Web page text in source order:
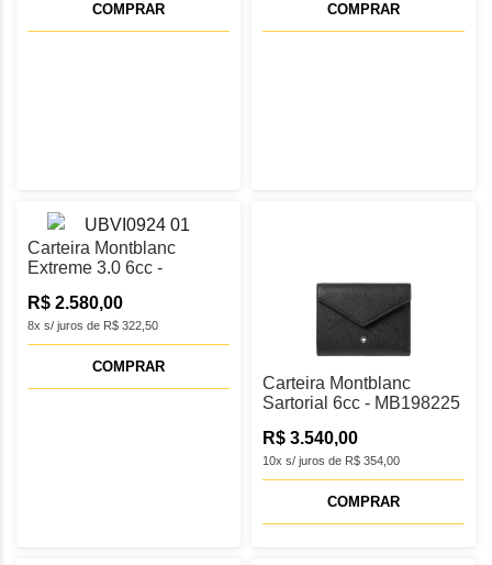
COMPRAR COMPRAR
Carteira Montblanc
Extreme 3.0 6cc -
8x s/ juros de R$ 322,50
R$ 2.580,00
COMPRAR
Carteira Montblanc
Sartorial 6cc - MB198225
10x s/ juros de R$ 354,00
R$ 3.540,00
COMPRAR